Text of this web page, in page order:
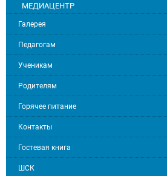
МЕДИАЦЕНТР
Галерея
Педагогам
Ученикам
Родителям
Горячее питание
Контакты
Гостевая книга
ШСК